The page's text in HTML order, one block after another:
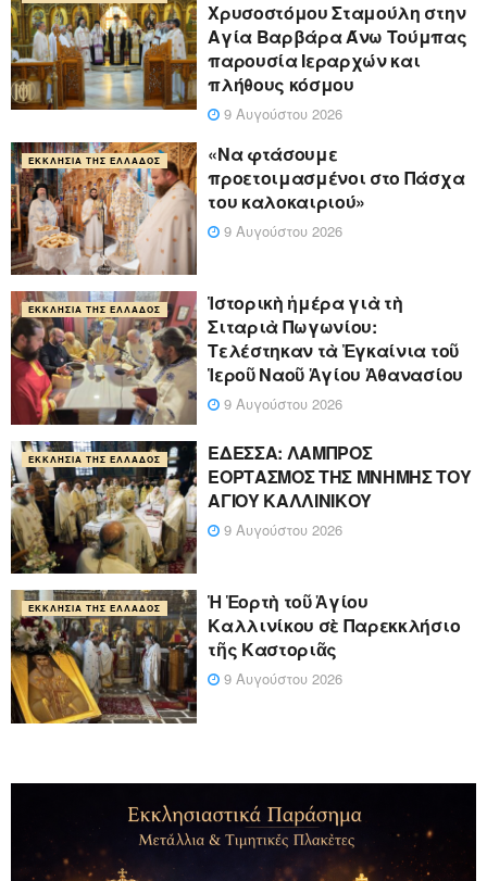
Χρυσοστόμου Σταμούλη στην
Αγία Βαρβάρα Άνω Τούμπας
παρουσία Ιεραρχών και
πλήθους κόσμου
9 Αυγούστου 2026
ΕΚΚΛΗΣΊΑ ΤΗΣ ΕΛΛΆΔΟΣ
«Να φτάσουμε
προετοιμασμένοι στο Πάσχα
του καλοκαιριού»
9 Αυγούστου 2026
ΕΚΚΛΗΣΊΑ ΤΗΣ ΕΛΛΆΔΟΣ
Ἱστορικὴ ἡμέρα γιὰ τὴ
Σιταριὰ Πωγωνίου:
Τελέστηκαν τὰ Ἐγκαίνια τοῦ
Ἱεροῦ Ναοῦ Ἁγίου Ἀθανασίου
9 Αυγούστου 2026
ΕΚΚΛΗΣΊΑ ΤΗΣ ΕΛΛΆΔΟΣ
ΕΔΕΣΣΑ: ΛΑΜΠΡΟΣ
ΕΟΡΤΑΣΜΟΣ ΤΗΣ ΜΝΗΜΗΣ ΤΟΥ
ΑΓΙΟΥ ΚΑΛΛΙΝΙΚΟΥ
9 Αυγούστου 2026
ΕΚΚΛΗΣΊΑ ΤΗΣ ΕΛΛΆΔΟΣ
Ἡ Ἑορτὴ τοῦ Ἁγίου
Καλλινίκου σὲ Παρεκκλήσιο
τῆς Καστοριᾶς
9 Αυγούστου 2026